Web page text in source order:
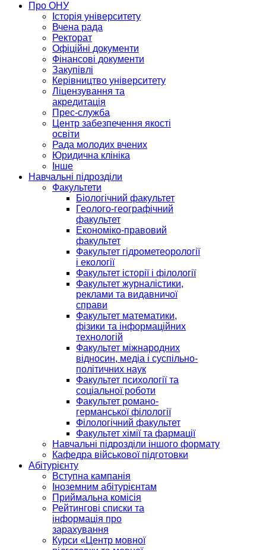
Про ОНУ
Історія університету
Вчена рада
Ректорат
Офіційні документи
Фінансові документи
Закупівлі
Керівництво університету
Ліцензування та
акредитація
Прес-служба
Центр забезпечення якості
освіти
Рада молодих вчених
Юридична клініка
Інше
Навчальні підрозділи
Факультети
Біологічний факультет
Геолого-географічний
факультет
Економіко-правовий
факультет
Факультет гідрометеорології
і екології
Факультет історії і філології
Факультет журналістики,
реклами та видавничої
справи
Факультет математики,
фізики та інформаційних
технологій
Факультет міжнародних
відносин, медіа і суспільно-
політичних наук
Факультет психології та
соціальної роботи
Факультет романо-
германської філології
Філологічний факультет
Факультет хімії та фармації
Навчальні підрозділи іншого формату
Кафедра військової підготовки
Абітурієнту
Вступна кампанія
Іноземним абітурієнтам
Приймальна комісія
Рейтингові списки та
інформація про
зарахування
Курси «Центр мовної